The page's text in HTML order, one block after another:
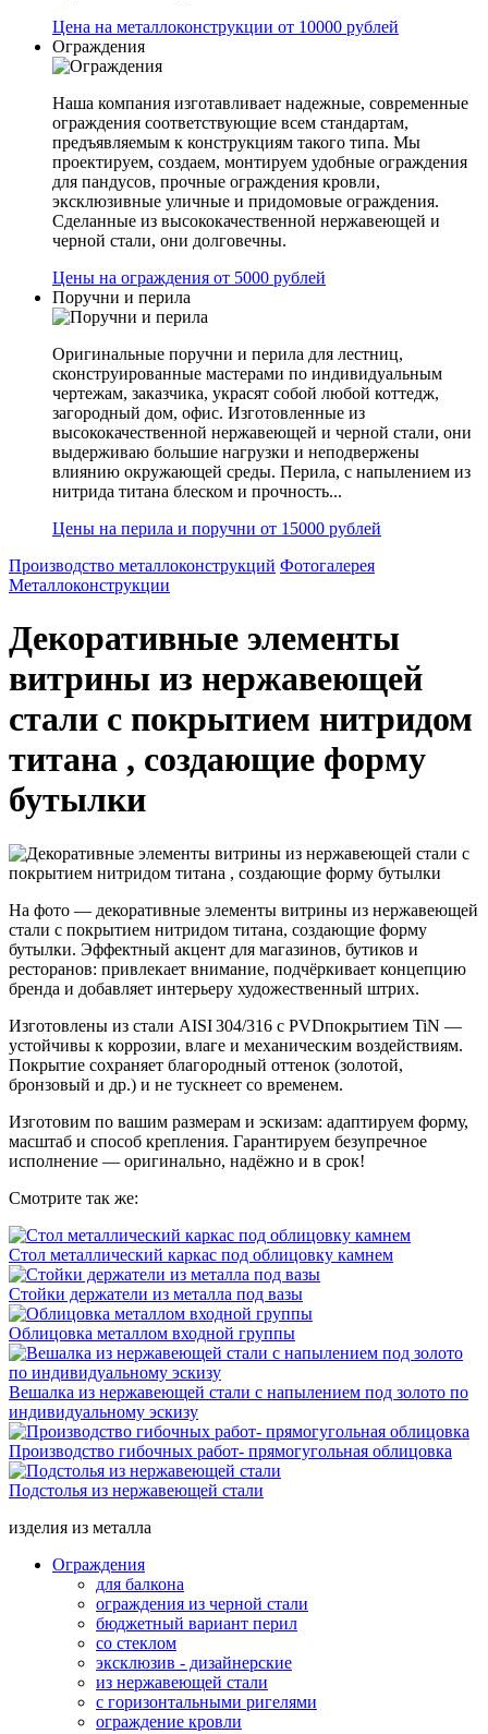
Цена на металлоконструкции от 10000 рублей
Ограждения
Наша компания изготавливает надежные, современные
ограждения соответствующие всем стандартам,
предъявляемым к конструкциям такого типа. Мы
проектируем, создаем, монтируем удобные ограждения
для пандусов, прочные ограждения кровли,
эксклюзивные уличные и придомовые ограждения.
Сделанные из высококачественной нержавеющей и
черной стали, они долговечны.
Цены на ограждения от 5000 рублей
Поручни и перила
Оригинальные поручни и перила для лестниц,
сконструированные мастерами по индивидуальным
чертежам, заказчика, украсят собой любой коттедж,
загородный дом, офис. Изготовленные из
высококачественной нержавеющей и черной стали, они
выдерживаю большие нагрузки и неподвержены
влиянию окружающей среды. Перила, с напылением из
нитрида титана блеском и прочность...
Цены на перила и поручни от 15000 рублей
Производство металлоконструкций Фотогалерея
Металлоконструкции
Декоративные элементы
витрины из нержавеющей
стали с покрытием нитридом
титана , создающие форму
бутылки
На фото — декоративные элементы витрины из нержавеющей
стали с покрытием нитридом титана, создающие форму
бутылки. Эффектный акцент для магазинов, бутиков и
ресторанов: привлекает внимание, подчёркивает концепцию
бренда и добавляет интерьеру художественный штрих.
Изготовлены из стали AISI 304/316 с PVDпокрытием TiN —
устойчивы к коррозии, влаге и механическим воздействиям.
Покрытие сохраняет благородный оттенок (золотой,
бронзовый и др.) и не тускнеет со временем.
Изготовим по вашим размерам и эскизам: адаптируем форму,
масштаб и способ крепления. Гарантируем безупречное
исполнение — оригинально, надёжно и в срок!
Смотрите так же:
Стол металлический каркас под облицовку камнем
Стойки держатели из металла под вазы
Облицовка металлом входной группы
Вешалка из нержавеющей стали с напылением под золото по
индивидуальному эскизу
Производство гибочных работ- прямогугольная облицовка
Подстолья из нержавеющей стали
изделия из металла
Ограждения
для балкона
ограждения из черной стали
бюджетный вариант перил
со стеклом
эксклюзив - дизайнерские
из нержавеющей стали
с горизонтальными ригелями
ограждение кровли